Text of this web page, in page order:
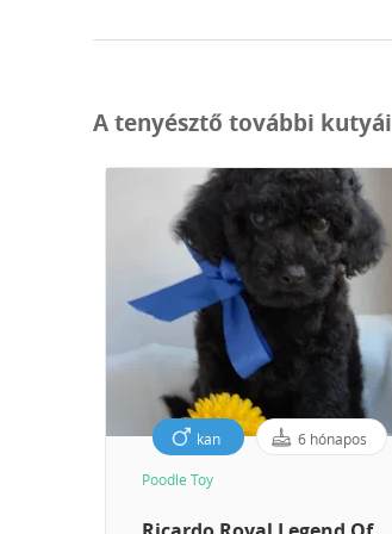
A tenyésztő további kutyái
kan 6 hónapos
Poodle Toy